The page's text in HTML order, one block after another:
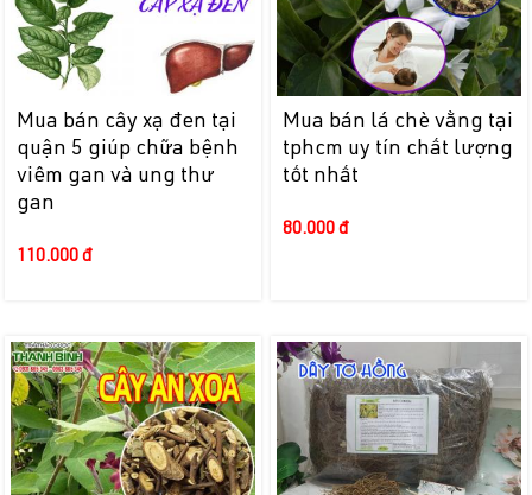
Mua bán cây xạ đen tại
quận 5 giúp chữa bệnh
viêm gan và ung thư
gan
110.000 đ
Mua bán lá chè vằng tại
tphcm uy tín chất lượng
tốt nhất
80.000 đ